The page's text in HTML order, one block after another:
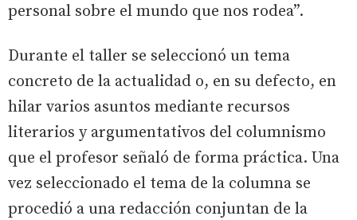
personal sobre el mundo que nos rodea”.
Durante el taller se seleccionó un tema
concreto de la actualidad o, en su defecto, en
hilar varios asuntos mediante recursos
literarios y argumentativos del columnismo
que el profesor señaló de forma práctica. Una
vez seleccionado el tema de la columna se
procedió a una redacción conjuntan de la